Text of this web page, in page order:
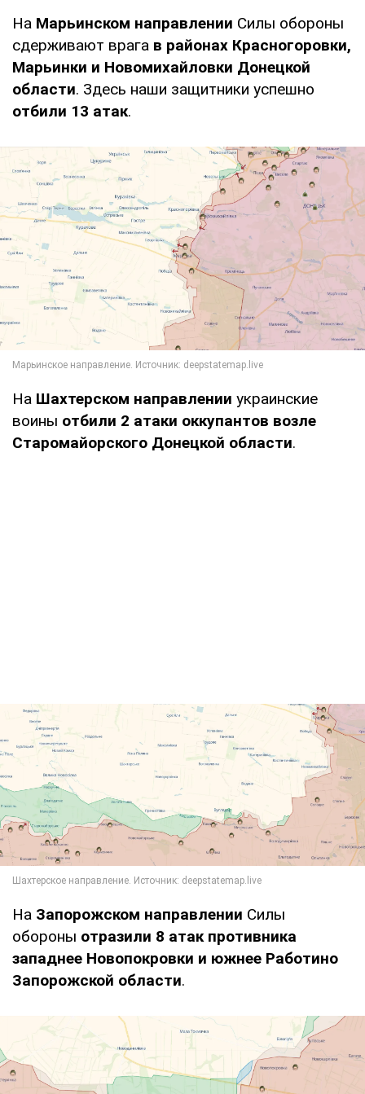
На Марьинском направлении Силы обороны
сдерживают врага в районах Красногоровки,
Марьинки и Новомихайловки Донецкой
области. Здесь наши защитники успешно
отбили 13 атак.
На Шахтерском направлении украинские
воины отбили 2 атаки оккупантов возле
Старомайорского Донецкой области.
На Запорожском направлении Силы
обороны отразили 8 атак противника
западнее Новопокровки и южнее Работино
Запорожской области.